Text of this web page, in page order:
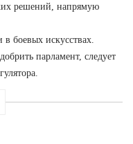
решений, напрямую
боевых искусствах.
парламент, следует